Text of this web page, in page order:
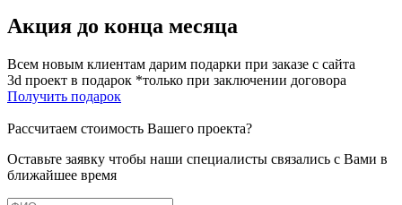
Акция до конца месяца
Всем новым клиентам дарим подарки при заказе с сайта
3d проект в подарок *только при заключении договора
Получить подарок
Рассчитаем стоимость Вашего проекта?
Оставьте заявку чтобы наши специалисты связались с Вами в
ближайшее время